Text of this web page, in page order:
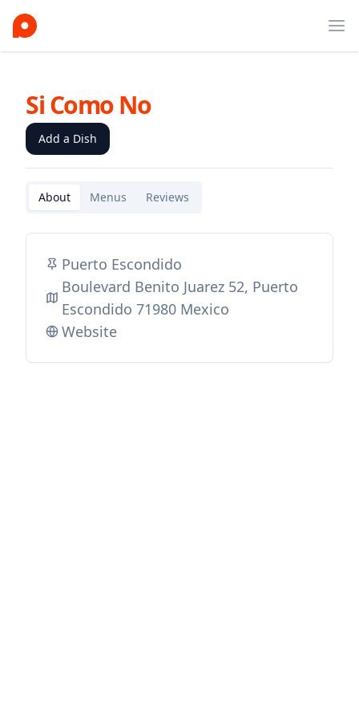
Si Como No
Add a Dish
About Menus Reviews
Puerto Escondido
Boulevard Benito Juarez 52, Puerto
Escondido 71980 Mexico
Website